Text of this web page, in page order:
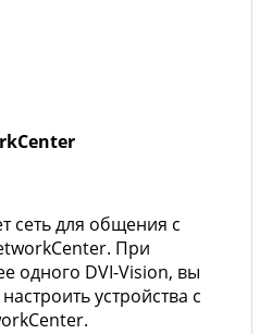
сеть для общения с
При
одного DVI-Vision, вы
устройства с